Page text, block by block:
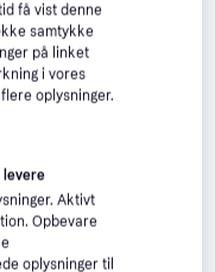
få vist denne
samtykke
på linket
i vores
oplysninger.
levere
Aktivt
Opbevare
oplysninger til